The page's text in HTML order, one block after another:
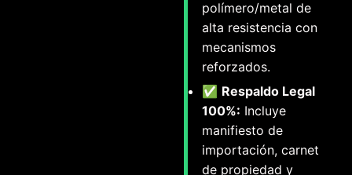
polímero/metal de
alta resistencia con
mecanismos
reforzados.
✅ Respaldo Legal
100%: Incluye
manifiesto de
importación, carnet
de propiedad y